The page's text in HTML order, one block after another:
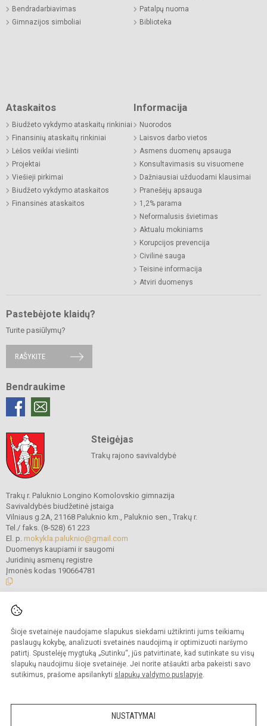
Šioje svetainėje naudojame slapukus siekdami užtikrinti jums teikiamų
paslaugų kokybę, analizuoti svetainės naudojimą ir optimizuoti naršymo
patirtį. Spustelėję mygtuką „Sutinku“, jūs patvirtinate, kad sutinkate su visų
slapukų naudojimu šioje svetainėje. Jei norite atšaukti arba pakeisti savo
sutikimus, prašome apsilankyti slapukų valdymo puslapyje.
NUSTATYMAI
Bendradarbiavimas
Gimnazijos simboliai
Patalpų nuoma
Biblioteka
Ataskaitos
Biudžeto vykdymo ataskaitų rinkiniai
Finansinių ataskaitų rinkiniai
Lėšos veiklai viešinti
Projektai
Viešieji pirkimai
Biudžeto vykdymo ataskaitos
Finansinės ataskaitos
Informacija
Nuorodos
Laisvos darbo vietos
Asmens duomenų apsauga
Konsultavimasis su visuomene
Dažniausiai užduodami klausimai
Pranešėjų apsauga
1,2% parama
Neformalusis švietimas
Aktualu mokiniams
Korupcijos prevencija
Civilinė sauga
Teisinė informacija
Atviri duomenys
Pastebėjote klaidų?
Turite pasiūlymų?
RAŠYKITE
Bendraukime
Steigėjas
Trakų rajono savivaldybė
Trakų r. Paluknio Longino Komolovskio gimnazija
Savivaldybės biudžetinė įstaiga
Vilniaus g.2A, 21168 Paluknio km., Paluknio sen., Trakų r.
Tel./ faks. (8-528) 61 223
El. p. mokykla.paluknio@gmail.com
Duomenys kaupiami ir saugomi
Juridinių asmenų registre
Įmonės kodas 190664781
© 2021. Trakų r. Paluknio Longino Komolovskio gimnazija. Visos teisės
Kopijuoti turinį be raštiško gimnazijos administracijos sutikimo griežtai
draudžiama.
Prieinamumo paraiška Slapukų valdymas
Sumanus būdas atnaujinti